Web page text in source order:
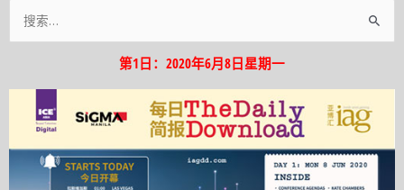
索：
第1日：2020年6月8日星期一